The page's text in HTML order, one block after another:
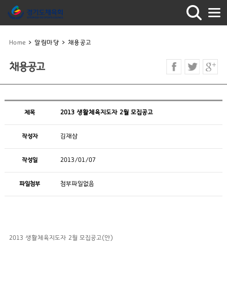
Home > 알림마당 > 채용공고
채용공고
제목 2013 생활체육지도자 2월 모집공고
작성자 김재삼
작성일 2013/01/07
파일첨부 첨부파일없음
2013 생활체육지도자 2월 모집공고(안)